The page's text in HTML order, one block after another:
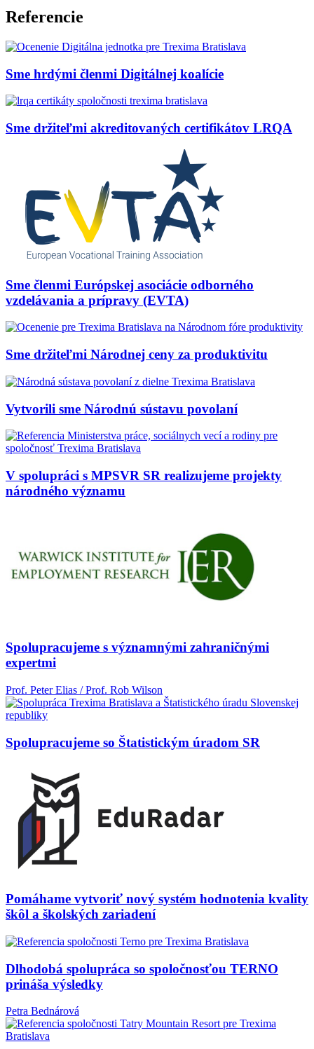
Referencie
Sme hrdými členmi Digitálnej koalície
Sme držiteľmi akreditovaných certifikátov LRQA
Sme členmi Európskej asociácie odborného
vzdelávania a prípravy (EVTA)
Sme držiteľmi Národnej ceny za produktivitu
Vytvorili sme Národnú sústavu povolaní
V spolupráci s MPSVR SR realizujeme projekty
národného významu
Spolupracujeme s významnými zahraničnými
expertmi
Prof. Peter Elias / Prof. Rob Wilson
Spolupracujeme so Štatistickým úradom SR
Pomáhame vytvoriť nový systém hodnotenia kvality
škôl a školských zariadení
Dlhodobá spolupráca so spoločnosťou TERNO
prináša výsledky
Petra Bednárová